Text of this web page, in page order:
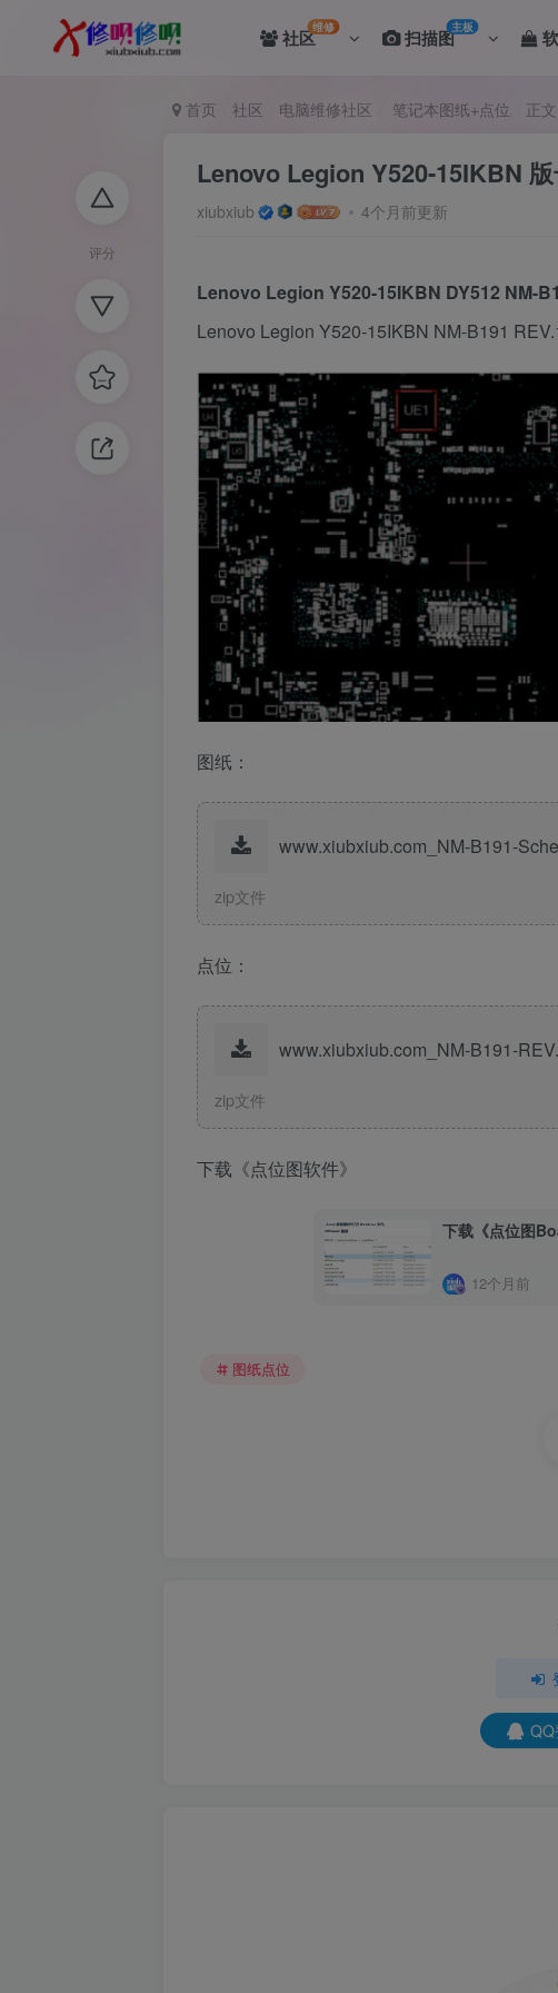
社区维修 扫描图主板
评分
首页 社区 电脑维修社区 笔记本图纸+点位 正文
Lenovo Legion Y520-15IKBN
xiubxiub 4个月前更新
Lenovo Legion Y520-15IKBN DY512 NM-
Lenovo Legion Y520-15IKBN NM-B191
图纸：
www.xiubxiub.com_NM-B191-
zip文件
点位：
www.xiubxiub.com_NM-B191-
zip文件
下载《点位图软件》
下载《点位图
12个月前
图纸点位